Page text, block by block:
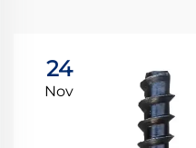
24
Nov